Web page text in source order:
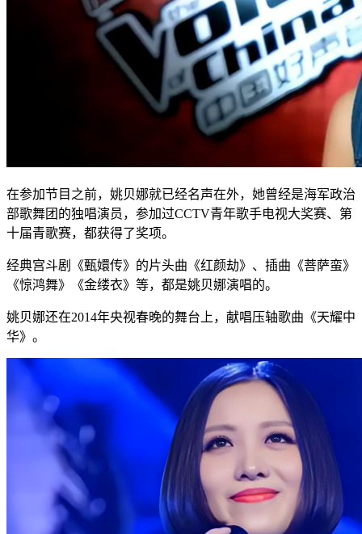
在参加节目之前，姚贝娜就已经名声在外，她曾经是海军政治
部歌舞团的独唱演员，参加过CCTV青年歌手电视大奖赛、第
十届青歌赛，都获得了奖项。
经典宫斗剧《甄嬛传》的片头曲《红颜劫》、插曲《菩萨蛮》
《惊鸿舞》《金缕衣》等，都是姚贝娜演唱的。
姚贝娜还在2014年央视春晚的舞台上，献唱压轴歌曲《天耀中
华》。